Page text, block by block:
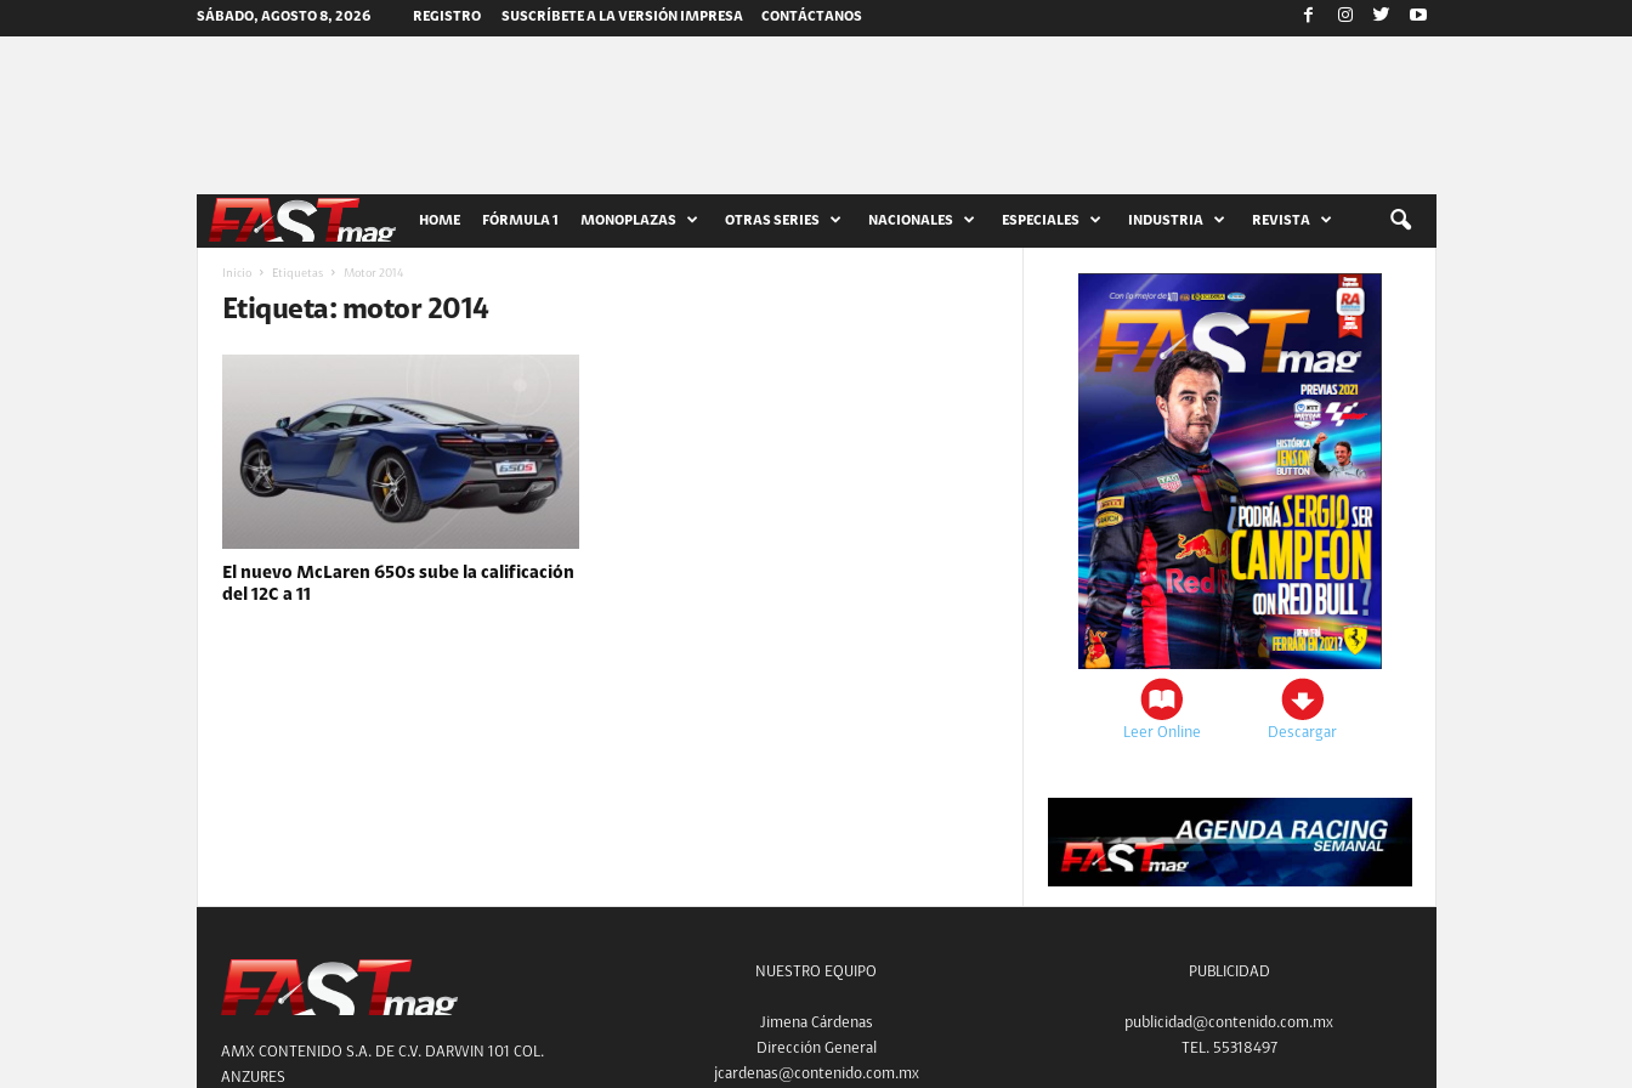
SÁBADO, AGOSTO 8, 2026 REGISTRO SUSCRÍBETE A LA VERSIÓN IMPRESA CONTÁCTANOS
m
a
HOME FÓRMULA 1 MONOPLAZAS OTRAS SERIES NACIONALES ESPECIALES INDUSTRIA REVISTA
Inicio Etiquetas Motor 2014
Etiqueta: motor 2014
El nuevo McLaren 650s sube la calificación
del 12C a 11
Leer Online Descargar
AMX CONTENIDO S.A. DE C.V. DARWIN 101 COL.
ANZURES
NUESTRO EQUIPO
Jimena Cárdenas
Dirección General
jcardenas@contenido.com.mx
PUBLICIDAD
publicidad@contenido.com.mx
TEL. 55318497